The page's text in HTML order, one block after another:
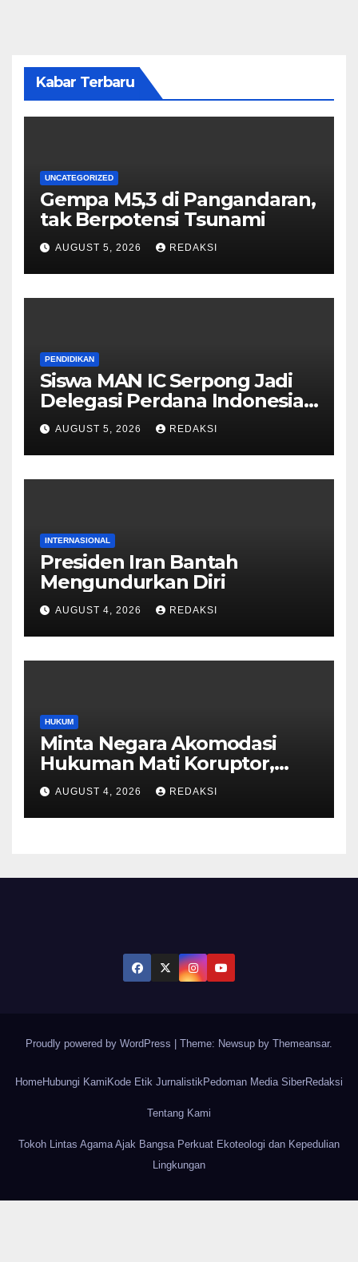
Kabar Terbaru
UNCATEGORIZED
Gempa M5,3 di Pangandaran,
tak Berpotensi Tsunami
AUGUST 5, 2026 REDAKSI
PENDIDIKAN
Siswa MAN IC Serpong Jadi
Delegasi Perdana Indonesia
di Olimpiade Sains Nuklir
Internasional
AUGUST 5, 2026 REDAKSI
INTERNASIONAL
Presiden Iran Bantah
Mengundurkan Diri
AUGUST 4, 2026 REDAKSI
HUKUM
Minta Negara Akomodasi
Hukuman Mati Koruptor,
MUI: Ini Aspirasi Publik
AUGUST 4, 2026 REDAKSI
Proudly powered by WordPress | Theme: Newsup by Themeansar.
HomeHubungi Kami Kode Etik JurnalistikPedoman Media SiberRedaksi
Tentang Kami
Tokoh Lintas Agama Ajak Bangsa Perkuat Ekoteologi dan Kepedulian
Lingkungan